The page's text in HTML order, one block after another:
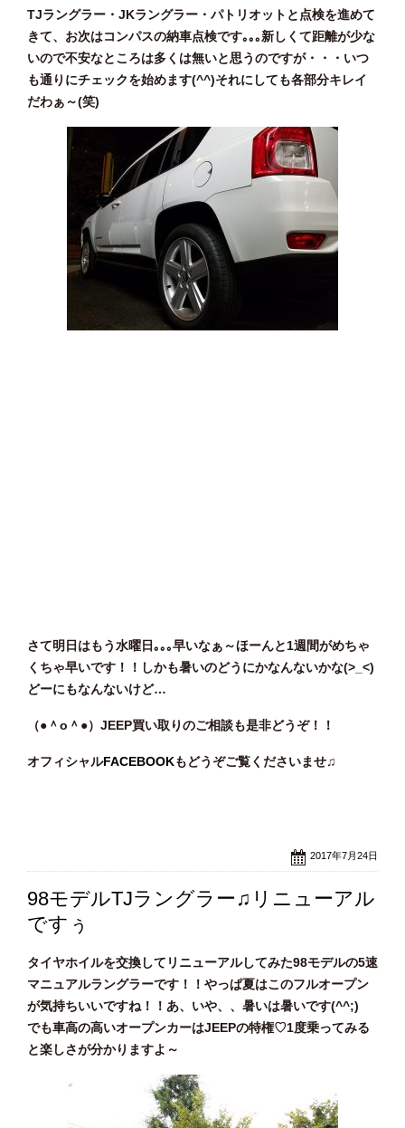
TJラングラー・JKラングラー・パトリオットと点検を進めて
きて、お次はコンパスの納車点検です｡｡｡新しくて距離が少な
いので不安なところは多くは無いと思うのですが・・・いつ
も通りにチェックを始めます(^^)それにしても各部分キレイ
だわぁ～(笑)
さて明日はもう水曜日｡｡｡早いなぁ～ほーんと1週間がめちゃ
くちゃ早いです！！しかも暑いのどうにかなんないかな(>_<)
どーにもなんないけど…
（●＾o ＾●）JEEP買い取りのご相談も是非どうぞ！！
オフィシャルFACEBOOKもどうぞご覧くださいませ♫
2017年7月24日
98モデルTJラングラー♫リニューアル
ですぅ
タイヤホイルを交換してリニューアルしてみた98モデルの5速
マニュアルラングラーです！！やっぱ夏はこのフルオープン
が気持ちいいですね！！あ、いや、、暑いは暑いです(^^;)
でも車高の高いオープンカーはJEEPの特権♡1度乗ってみる
と楽しさが分かりますよ～